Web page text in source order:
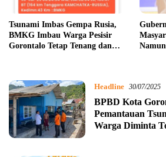
Tsunami Imbas Gempa Rusia,
BMKG Imbau Warga Pesisir
Gorontalo Tetap Tenang dan
Headline 30/07/2025
BPBD Kota
Pemantauan
Warga Diminta